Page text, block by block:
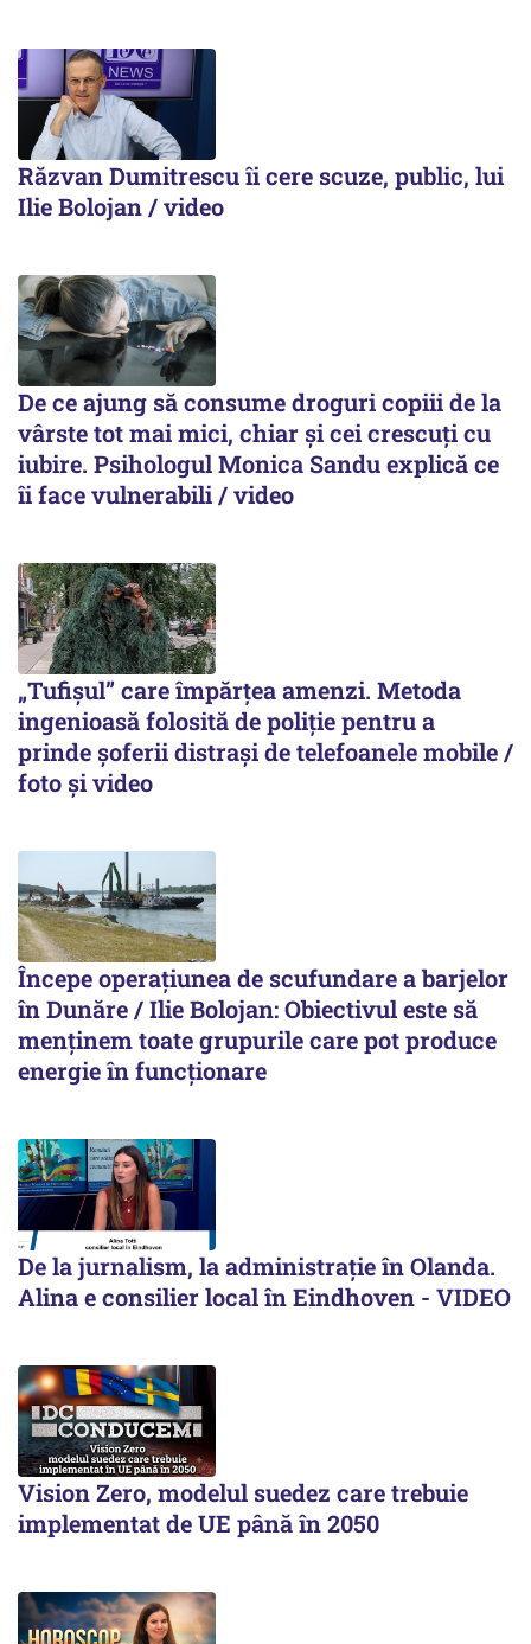
Răzvan Dumitrescu îi cere scuze, public, lui
Ilie Bolojan / video
De ce ajung să consume droguri copiii de la
vârste tot mai mici, chiar și cei crescuți cu
iubire. Psihologul Monica Sandu explică ce
îi face vulnerabili / video
„Tufișul” care împărțea amenzi. Metoda
ingenioasă folosită de poliție pentru a
prinde șoferii distrași de telefoanele mobile /
foto și video
Începe operațiunea de scufundare a barjelor
în Dunăre / Ilie Bolojan: Obiectivul este să
menținem toate grupurile care pot produce
energie în funcționare
De la jurnalism, la administrație în Olanda.
Alina e consilier local în Eindhoven - VIDEO
Vision Zero, modelul suedez care trebuie
implementat de UE până în 2050